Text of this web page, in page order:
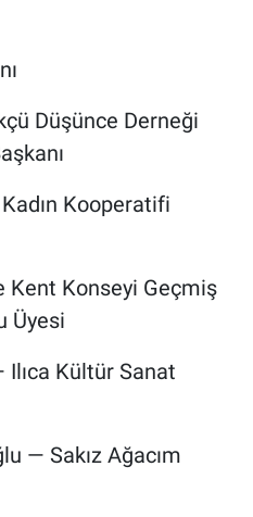
Düşünce Derneği
Kooperatifi
Kent Konseyi Geçmiş
Üyesi
Ilıca Kültür Sanat
— Sakız Ağacım